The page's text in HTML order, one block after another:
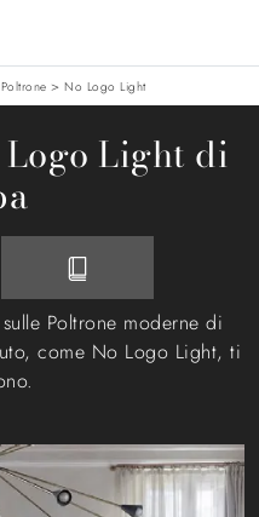
Poltrone > No Logo Light
Light di
Poltrone moderne di
come No Logo Light, ti